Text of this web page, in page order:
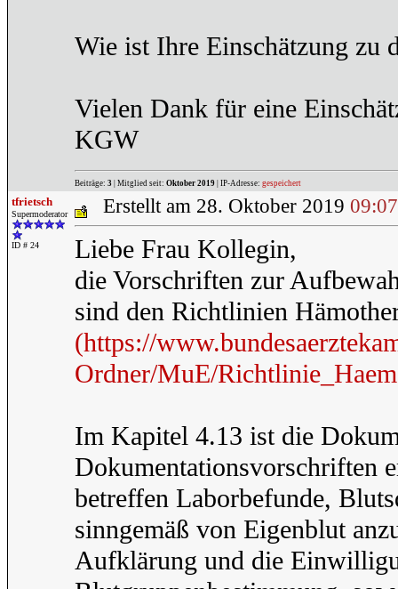
Wie ist Ihre Einschätzung zu
Vielen Dank für eine
KGW
Beiträge: 3 | Mitglied seit: Oktober 2019 | IP-Adresse: gespeichert
tfrietsch
Supermoderator
ID # 24
Erstellt am 28. Oktober 2019 09:07
Liebe Frau Kollegin,
die Vorschriften zur
sind den Richtlinien
(https://
Ordner/MuE/
Im Kapitel 4.13 ist die
Dokumentationsvorschriften
betreffen Laborbefunde,
sinngemäß von Eigenblut
Aufklärung und die